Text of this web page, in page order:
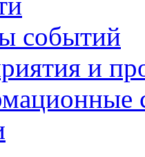
событий
и